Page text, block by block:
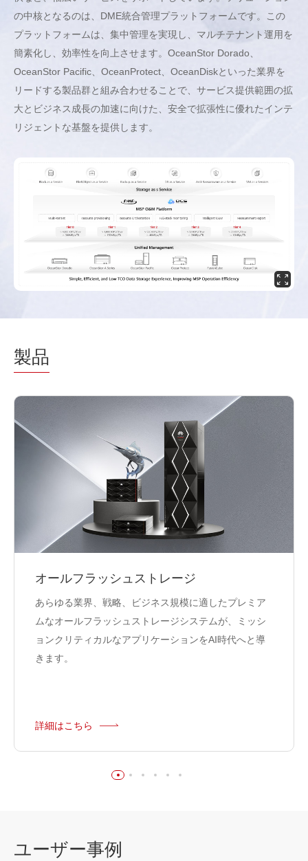
の中核となるのは、DME統合管理プラットフォームです。この
プラットフォームは、集中管理を実現し、マルチテナント運用を
簡素化し、効率性を向上させます。OceanStor Dorado、
OceanStor Pacific、OceanProtect、OceanDiskといった業界を
リードする製品群と組み合わせることで、サービス提供範囲の拡
大とビジネス成長の加速に向けた、安全で拡張性に優れたインテ
リジェントな基盤を提供します。
製品
オールフラッシュストレージ
あらゆる業界、戦略、ビジネス規模に適したプレミア
ムなオールフラッシュストレージシステムが、ミッシ
ョンクリティカルなアプリケーションをAI時代へと導
きます。
詳細はこちら
ユーザー事例